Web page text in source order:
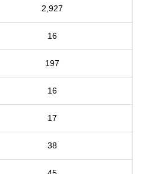
2,927
16
197
16
17
38